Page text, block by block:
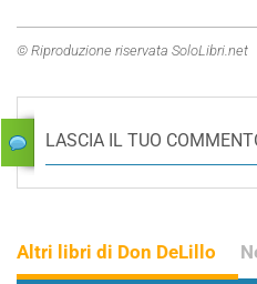
© Riproduzione riservata SoloLibri.net
LASCIA IL TUO
Altri libri di Don DeLillo